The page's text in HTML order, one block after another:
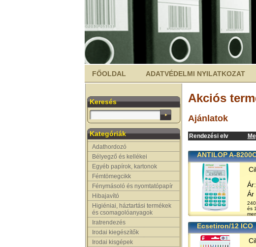
FŐOLDAL ADATVÉDELMI NYILATKOZAT
Keresés
Kategóriák
Adathordozó
Bélyegző és kellékei
Egyéb papírok, kartonok
Fémtömegcikk
Fénymásoló és nyomtatópapír
Hibajavító
Higiéniai, háztartási termékek
és csomagolóanyagok
Iratrendezés
Irodai kiegészítők
Irodai kisgépek
Akciós
Ajánlatok
Rendezési elv
ANTILOP A-
Ár:
Ár
és
Ecsetiron/12 ICO